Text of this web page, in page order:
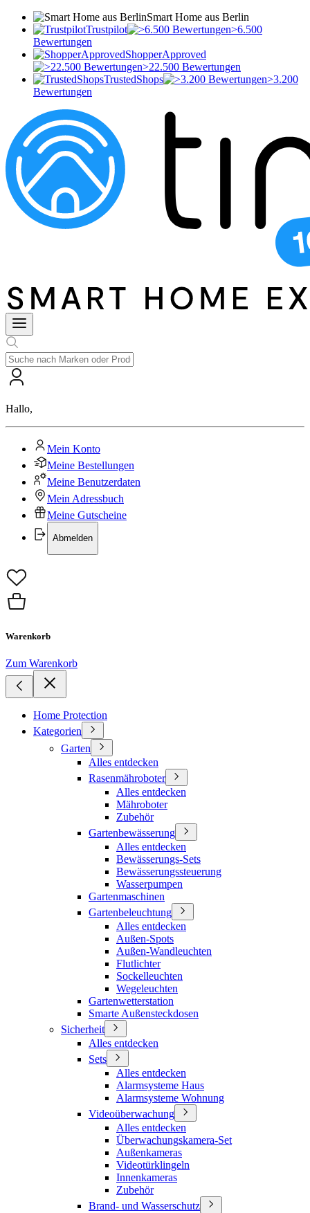
Smart Home aus Berlin
Trustpilot
>6.500
Bewertungen
ShopperApproved
>22.500 Bewertungen
TrustedShops
>3.200
Bewertungen
Hallo,
Mein Konto
Meine Bestellungen
Meine Benutzerdaten
Mein Adressbuch
Meine Gutscheine
Abmelden
Warenkorb
Zum Warenkorb
Home Protection
Kategorien
Garten
Alles entdecken
Rasenmähroboter
Alles entdecken
Mähroboter
Zubehör
Gartenbewässerung
Alles entdecken
Bewässerungs-Sets
Bewässerungssteuerung
Wasserpumpen
Gartenmaschinen
Gartenbeleuchtung
Alles entdecken
Außen-Spots
Außen-Wandleuchten
Flutlichter
Sockelleuchten
Wegeleuchten
Gartenwetterstation
Smarte Außensteckdosen
Sicherheit
Alles entdecken
Sets
Alles entdecken
Alarmsysteme Haus
Alarmsysteme Wohnung
Videoüberwachung
Alles entdecken
Überwachungskamera-Set
Außenkameras
Videotürklingeln
Innenkameras
Zubehör
Brand- und Wasserschutz